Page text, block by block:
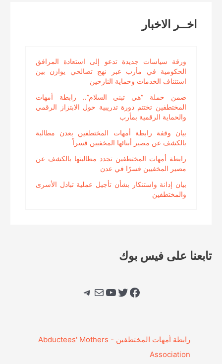
اخــر الاخبار
ورقة سياسات جديدة تدعو إلى استعادة المرافق
الحكومية في مأرب عبر نهج تصالحي يوازن بين
استئناف الخدمات وحماية النازحين
ضمن حملة “هي تبني السلام”.. رابطة أمهات
المختطفين تختتم دورة تدريبية حول الابتزاز الرقمي
والحماية الرقمية بمأرب
بيان وقفة رابطة أمهات المختطفين بعدن مطالبة
بالكشف عن مصير أبنائها المخفيين قسراً
رابطة أمهات المختطفين تجدد مطالبتها بالكشف عن
مصير المخفيين قسرًا في عدن
بيان إدانة واستنكار بشأن تأجيل عملية تبادل الأسرى
والمختطفين
تابعنا على فيس بوك
فيسبوك تويتر يوتيوببريد تيليجرام
‎رابطة أمهات المختطفين - Abductees' Mothers
Association‎